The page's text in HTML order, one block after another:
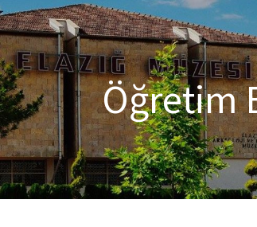
Öğrenci
İşleri
Otomasyonu
Transkript
Belgesi
Kartlı
Yemek
Sistemi
Saatleri
Danışman
Listeleri
Akademik
Takvim
Üniversite
Evi
Öğretim